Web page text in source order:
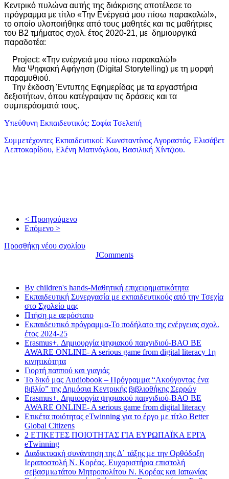
Κεντρικό πυλώνα αυτής της διάκρισης αποτέλεσε το
πρόγραμμα με τίτλο «Την Ενέργειά μου πίσω παρακαλώ!»,
το οποίο υλοποιήθηκε από τους μαθητές και τις μαθήτριες
του Β2 τμήματος σχολ. έτος 2020-21, με δημιουργικά
παραδοτέα:
Project: «Την ενέργειά μου πίσω παρακαλώ!»
Μια Ψηφιακή Αφήγηση (Digital Storytelling) με τη μορφή
παραμυθιού.
Την έκδοση Έντυπης Εφημερίδας με τα εργαστήρια
δεξιοτήτων, όπου κατέγραψαν τις δράσεις και τα
συμπεράσματά τους.
Υπεύθυνη Εκπαιδευτικός: Σοφία Τσελεπή
Συμμετέχοντες Εκπαιδευτικοί: Κωνσταντίνος Αγοραστός, Ελισάβετ
Λεπτοκαρίδου, Ελένη Ματινόγλου, Βασιλική Χίντζιου.
< Προηγούμενο
Επόμενο >
Προσθήκη νέου σχολίου
JComments
By children's hands-Μαθητική επιχειρηματικότητα
Εκπαιδευτική Συνεργασία με εκπαιδευτικούς από την Τσεχία
στο Σχολείο μας
Πτήση με αερόστατο
Εκπαιδευτικό πρόγραμμα-Το ποδήλατο της ενέργειας σχολ.
έτος 2024-25
Erasmus+. Δημιουργία ψηφιακού παιχνιδιού-ΒΑΟ BE
AWARE ONLINE- A serious game from digital literacy 1η
κινητικότητα
Γιορτή παππού και γιαγιάς
Το δικό μας Audiobook – Πρόγραμμα “Ακούγοντας ένα
βιβλίο” της Δημόσια Κεντρικής βιβλιοθήκης Σερρών
Erasmus+. Δημιουργία ψηφιακού παιχνιδιού-ΒΑΟ BE
AWARE ONLINE- A serious game from digital literacy
Ετικέτα ποιότητας eTwinning για το έργο με τίτλο Better
Global Citizens
2 ΕΤΙΚΕΤΕΣ ΠΟΙΟΤΗΤΑΣ ΓΙΑ ΕΥΡΩΠΑΪΚΑ ΕΡΓΑ
eTwinning
Διαδικτυακή συνάντηση της Δ΄ τάξης με την Ορθόδοξη
Ιεραποστολή Ν. Κορέας. Ευχαριστήρια επιστολή
σεβασμιωτάτου Μητροπολίτου Ν. Κορέας και Ιαπωνίας